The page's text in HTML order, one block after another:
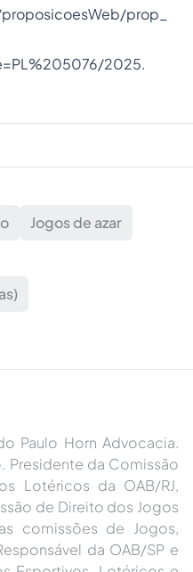
prop_
2025.
Jogos de azar
Paulo Horn Advocacia.
Presidente da Comissão
Lotéricos da OAB/RJ,
de Direito dos Jogos
comissões de Jogos,
da OAB/SP e